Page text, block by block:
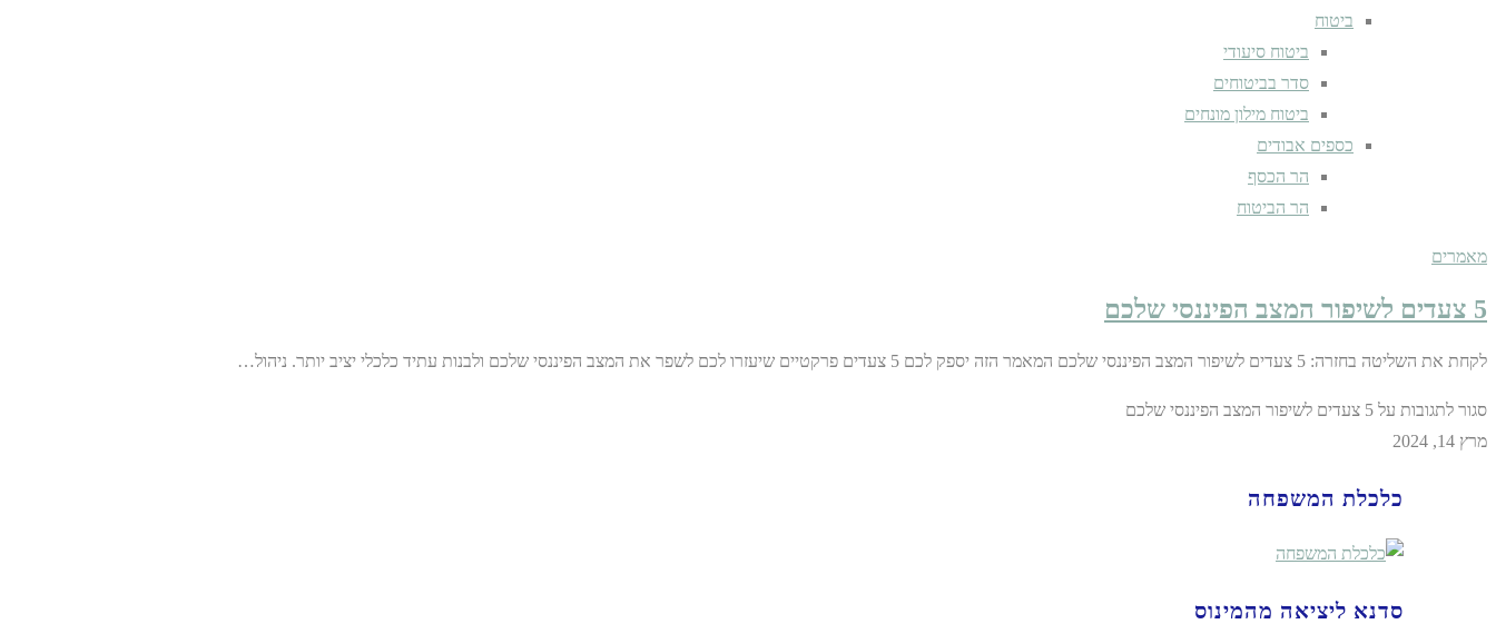
ביטוח
ביטוח סיעודי
סדר בביטוחים
ביטוח מילון מונחים
כספים אבודים
הר הכסף
הר הביטוח
מאמרים
5 צעדים לשיפור המצב הפיננסי שלכם
לקחת את השליטה בחזרה: 5 צעדים לשיפור המצב הפיננסי שלכם המאמר הזה יספק לכם 5 צעדים פרקטיים שיעזרו לכם לשפר את המצב הפיננסי שלכם ולבנות עתיד כלכלי יציב יותר. ניהול…
סגור לתגובות על 5 צעדים לשיפור המצב הפיננסי שלכם
מרץ 14, 2024
כלכלת המשפחה
סדנא ליציאה מהמינוס